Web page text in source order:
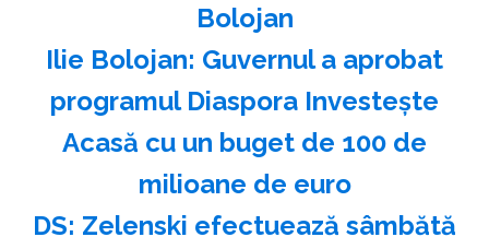
Bolojan
Ilie Bolojan: Guvernul a aprobat
programul Diaspora Investeşte
Acasă cu un buget de 100 de
milioane de euro
DS: Zelenski efectuează sâmbătă